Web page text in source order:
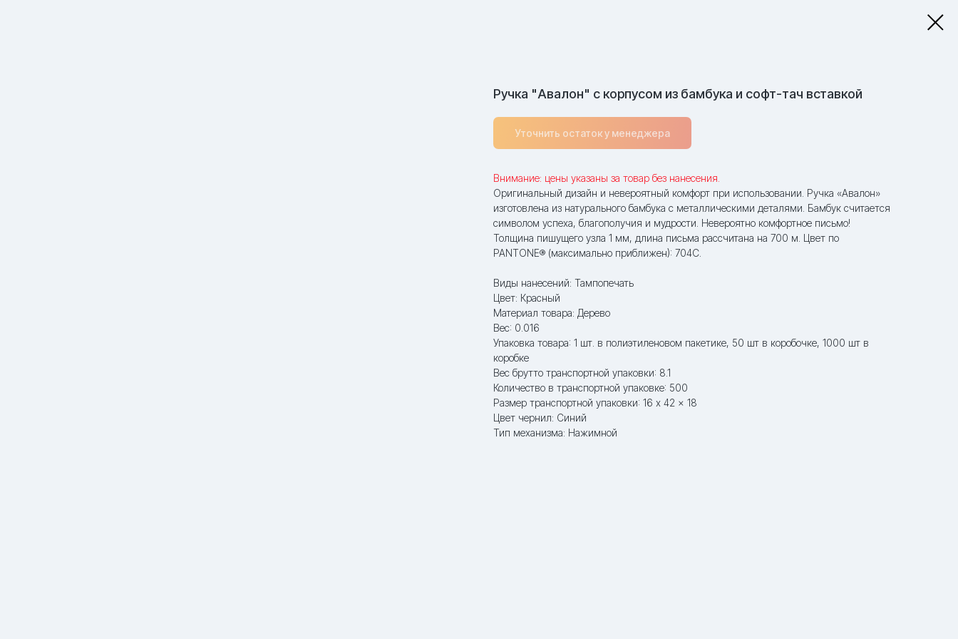
Ручка "Авалон" с корпусом из бамбука и софт-тач вставкой
Уточнить остаток у менеджера
Внимание: цены указаны за товар без нанесения.
Оригинальный дизайн и невероятный комфорт при использовании. Ручка «Авалон»
изготовлена из натурального бамбука с металлическими деталями. Бамбук считается
символом успеха, благополучия и мудрости. Невероятно комфортное письмо!
Толщина пишущего узла 1 мм, длина письма рассчитана на 700 м. Цвет по
PANTONE® (максимально приближен): 704С.
Виды нанесений: Тампопечать
Цвет: Красный
Материал товара: Дерево
Вес: 0.016
Упаковка товара: 1 шт. в полиэтиленовом пакетике, 50 шт в коробочке, 1000 шт в
коробке
Вес брутто транспортной упаковки: 8.1
Количество в транспортной упаковке: 500
Размер транспортной упаковки: 16 x 42 x 18
Цвет чернил: Синий
Тип механизма: Нажимной